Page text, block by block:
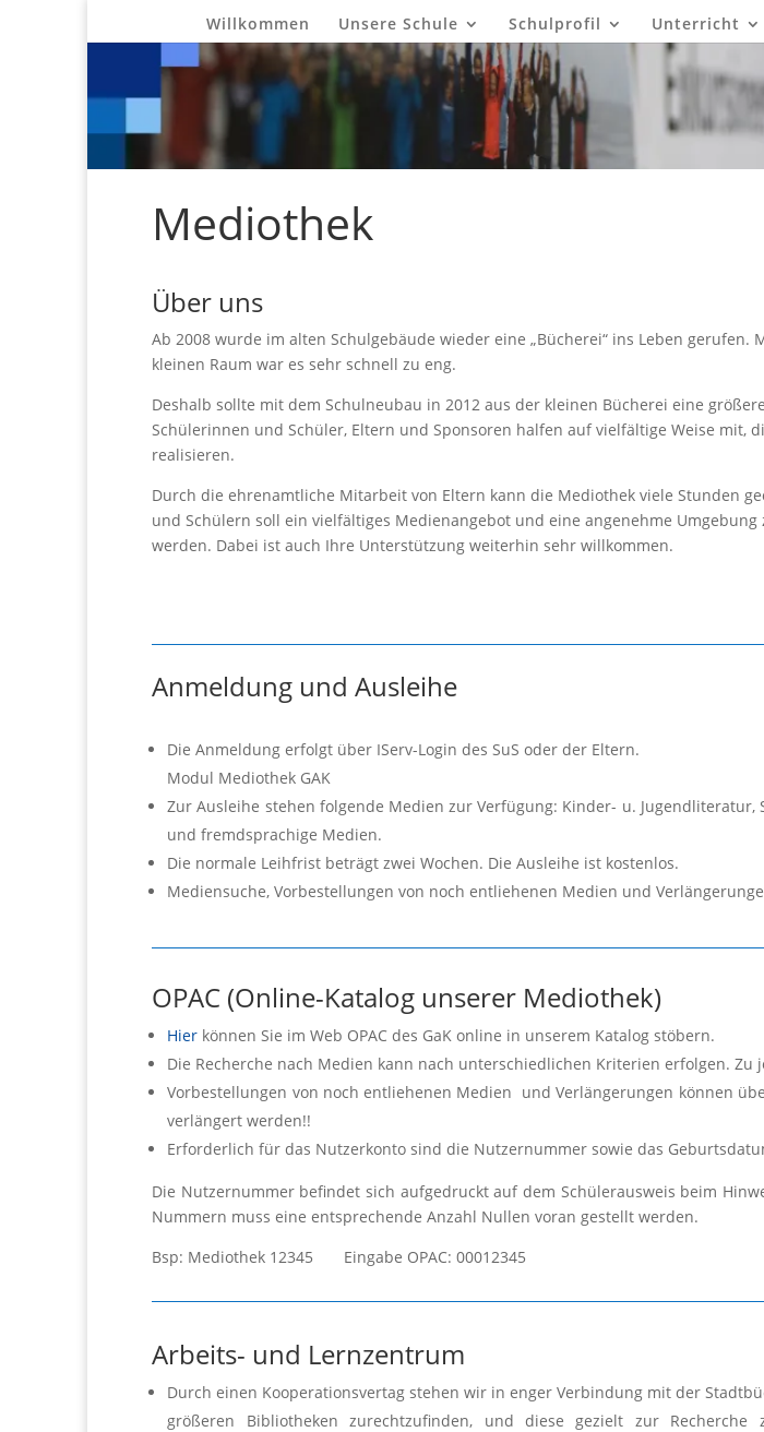
Willkommen Unsere Schule Schulprofil Unterricht
Mediothek
Über uns
Ab 2008 wurde im alten Schulgebäude wieder eine „Bücherei“ ins Leben gerufen.
kleinen Raum war es sehr schnell zu eng.
Deshalb sollte mit dem Schulneubau in 2012 aus der kleinen Bücherei eine
Schülerinnen und Schüler, Eltern und Sponsoren halfen auf vielfältige Weise mit,
realisieren.
Durch die ehrenamtliche Mitarbeit von Eltern kann die Mediothek viele Stunden
und Schülern soll ein vielfältiges Medienangebot und eine angenehme
werden. Dabei ist auch Ihre Unterstützung weiterhin sehr willkommen.
Anmeldung und Ausleihe
Die Anmeldung erfolgt über IServ-Login des SuS oder der Eltern.
Modul Mediothek GAK
Zur Ausleihe stehen folgende Medien zur Verfügung: Kinder- u.
und fremdsprachige Medien.
Die normale Leihfrist beträgt zwei Wochen. Die Ausleihe ist kostenlos.
Mediensuche, Vorbestellungen von noch entliehenen Medien und
OPAC (Online-Katalog unserer Mediothek)
Hier können Sie im Web OPAC des GaK online in unserem Katalog stöbern.
Die Recherche nach Medien kann nach unterschiedlichen Kriterien erfolgen.
Vorbestellungen von noch entliehenen Medien und Verlängerungen können
verlängert werden!!
Erforderlich für das Nutzerkonto sind die Nutzernummer sowie das
Die Nutzernummer befindet sich aufgedruckt auf dem Schülerausweis beim
Nummern muss eine entsprechende Anzahl Nullen voran gestellt werden.
Bsp: Mediothek 12345 Eingabe OPAC: 00012345
Arbeits- und Lernzentrum
Durch einen Kooperationsvertag stehen wir in enger Verbindung mit der
größeren Bibliotheken zurechtzufinden, und diese gezielt zur